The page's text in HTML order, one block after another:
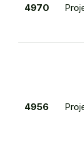
4970
4956